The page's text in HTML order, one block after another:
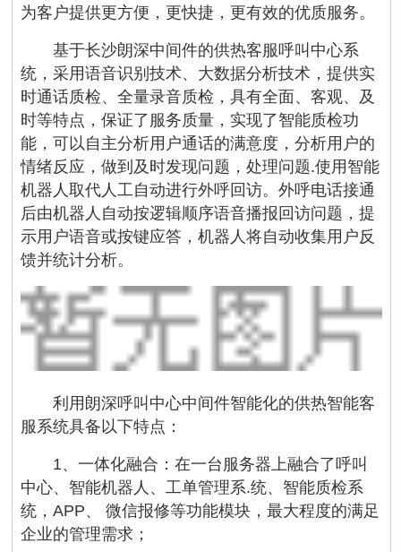
为客户提供更方便，更快捷，更有效的优质服务。
基于长沙朗深中间件的供热客服呼叫中心系
统，采用语音识别技术、大数据分析技术，提供实
时通话质检、全量录音质检，具有全面、客观、及
时等特点，保证了服务质量，实现了智能质检功
能，可以自主分析用户通话的满意度，分析用户的
情绪反应，做到及时发现问题，处理问题.使用智能
机器人取代人工自动进行外呼回访。外呼电话接通
后由机器人自动按逻辑顺序语音播报回访问题，提
示用户语音或按键应答，机器人将自动收集用户反
馈并统计分析。
利用朗深呼叫中心中间件智能化的供热智能客
服系统具备以下特点：
1、一体化融合：在一台服务器上融合了呼叫
中心、智能机器人、工单管理系.统、智能质检系
统，APP、 微信报修等功能模块，最大程度的满足
企业的管理需求；